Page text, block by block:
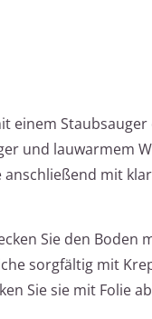
einem
und lauwarmem
mit
Sie den Boden
sorgfältig mit
Sie sie mit Folie